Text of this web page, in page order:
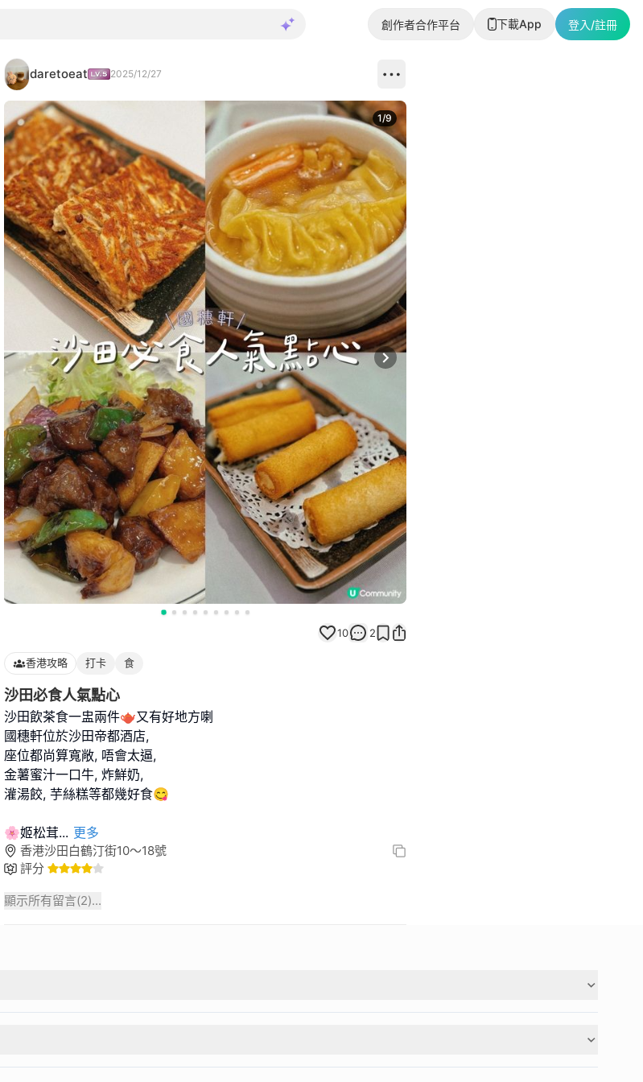
創作者合作平台 下載App 登入/註冊
daretoeat 2025/12/27
Next slide
1/9
10 2
香港攻略 打卡 食
沙田必食人氣點心
沙田飲茶食一盅兩件🫖又有好地方喇
國穗軒位於沙田帝都酒店,
座位都尚算寬敞, 唔會太逼,
金薯蜜汁一口牛, 炸鮮奶,
灌湯餃, 芋絲糕等都幾好食😋
🌸姬松茸... 更多
香港沙田白鶴汀街10～18號
評分
顯示所有留言(2)...